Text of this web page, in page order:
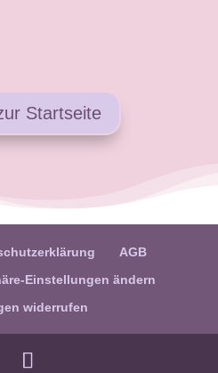
Startseite
AGB
Einstellungen ändern
widerrufen